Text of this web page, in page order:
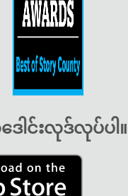
ါင်းလုဒ်လုပ်ပါ။